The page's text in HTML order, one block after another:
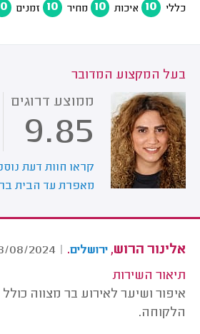
כללי 10 איכות 10 מחיר 10 זמנים
בעל המקצוע המדובר
ממוצע דרוגים
9.85
קראו חוות דעת
מאפרת עד הבית
אלינור הרוש, ירושלים.
|
08/2024
תיאור השירות
איפור ושיער לאירוע בר מצווה
הלקוחה.